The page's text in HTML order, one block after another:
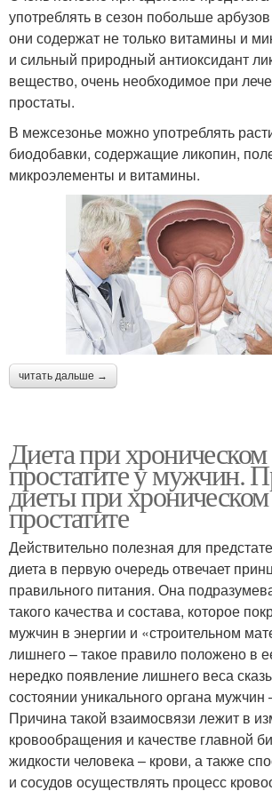
употреблять в сезон побольше
они содержат не только витамины и
и сильный природный антиоксидант
вещество, очень необходимое при
простаты.
В межсезонье можно употреблять
биодобавки, содержащие ликопин,
микроэлементы и витамины.
читать дальше →
Диета при хроническом
простатите у мужчин.
диеты при хроническом
простатите
Действительно полезная для
диета в первую очередь отвечает
правильного питания. Она
такого качества и состава, которое
мужчин в энергии и «строительном
лишнего – такое правило положено в
нередко появление лишнего веса
состоянии уникального органа мужчин
Причина такой взаимосвязи лежит в
кровообращения и качестве главной
жидкости человека – крови, а также
и сосудов осуществлять процесс